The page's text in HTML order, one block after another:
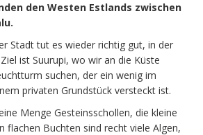
den Westen Estlands zwischen
Stadt tut es wieder richtig gut, in der
ist Suurupi, wo wir an die Küste
suchen, der ein wenig im
privaten Grundstück versteckt ist.
Menge Gesteinsschollen, die kleine
flachen Buchten sind recht viele Algen,